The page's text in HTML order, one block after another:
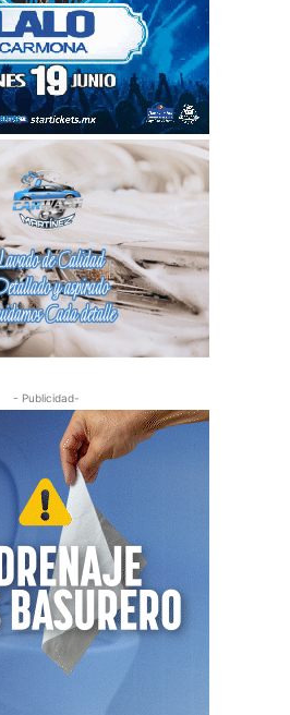
- Publicidad-